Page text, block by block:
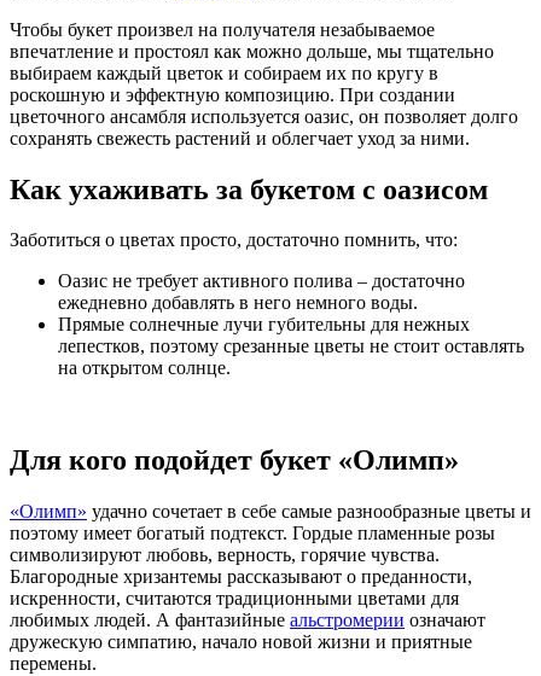
Чтобы букет произвел на получателя незабываемое
впечатление и простоял как можно дольше, мы тщательно
выбираем каждый цветок и собираем их по кругу в
роскошную и эффектную композицию. При создании
цветочного ансамбля используется оазис, он позволяет долго
сохранять свежесть растений и облегчает уход за ними.
Как ухаживать за букетом с оазисом
Заботиться о цветах просто, достаточно помнить, что:
Оазис не требует активного полива – достаточно
ежедневно добавлять в него немного воды.
Прямые солнечные лучи губительны для нежных
лепестков, поэтому срезанные цветы не стоит оставлять
на открытом солнце.
Для кого подойдет букет «Олимп»
«Олимп» удачно сочетает в себе самые разнообразные цветы и
поэтому имеет богатый подтекст. Гордые пламенные розы
символизируют любовь, верность, горячие чувства.
Благородные хризантемы рассказывают о преданности,
искренности, считаются традиционными цветами для
любимых людей. А фантазийные альстромерии означают
дружескую симпатию, начало новой жизни и приятные
перемены.